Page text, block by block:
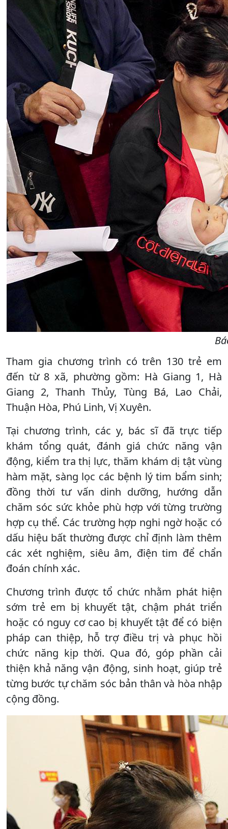
Tham gia chương trình có trên 130 trẻ em
đến từ 8 xã, phường gồm: Hà Giang 1, Hà
Giang 2, Thanh Thủy, Tùng Bá, Lao Chải,
Thuận Hòa, Phú Linh, Vị Xuyên.
Tại chương trình, các y, bác sĩ đã trực tiếp
khám tổng quát, đánh giá chức năng vận
động, kiểm tra thị lực, thăm khám dị tật vùng
hàm mặt, sàng lọc các bệnh lý tim bẩm sinh;
đồng thời tư vấn dinh dưỡng, hướng dẫn
chăm sóc sức khỏe phù hợp với từng trường
hợp cụ thể. Các trường hợp nghi ngờ hoặc có
dấu hiệu bất thường được chỉ định làm thêm
các xét nghiệm, siêu âm, điện tim để chẩn
đoán chính xác.
Chương trình được tổ chức nhằm phát hiện
sớm trẻ em bị khuyết tật, chậm phát triển
hoặc có nguy cơ cao bị khuyết tật để có biện
pháp can thiệp, hỗ trợ điều trị và phục hồi
chức năng kịp thời. Qua đó, góp phần cải
thiện khả năng vận động, sinh hoạt, giúp trẻ
từng bước tự chăm sóc bản thân và hòa nhập
cộng đồng.